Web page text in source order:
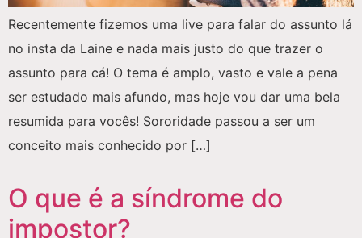
Recentemente fizemos uma live para falar do assunto lá
no insta da Laine e nada mais justo do que trazer o
assunto para cá! O tema é amplo, vasto e vale a pena
ser estudado mais afundo, mas hoje vou dar uma bela
resumida para vocês! Sororidade passou a ser um
conceito mais conhecido por […]
O que é a síndrome do
impostor?